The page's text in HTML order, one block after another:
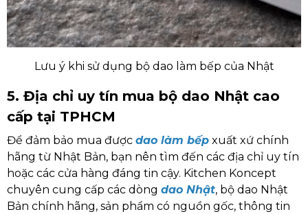
Lưu ý khi sử dụng bộ dao làm bếp của Nhật
5. Địa chỉ uy tín mua bộ dao Nhật cao
cấp tại TPHCM
Để đảm bảo mua được dao làm bếp xuất xứ chính
hãng từ Nhật Bản, bạn nên tìm đến các địa chỉ uy tín
hoặc các cửa hàng đáng tin cậy. Kitchen Koncept
chuyên cung cấp các dòng dao Nhật, bộ dao Nhật
Bản chính hãng, sản phẩm có nguồn gốc, thông tin